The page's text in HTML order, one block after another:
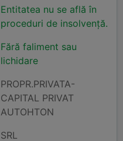
Entitatea nu se află în
proceduri de insolvență.
Fără faliment sau
lichidare
PROPR.PRIVATA-
CAPITAL PRIVAT
AUTOHTON
SRL